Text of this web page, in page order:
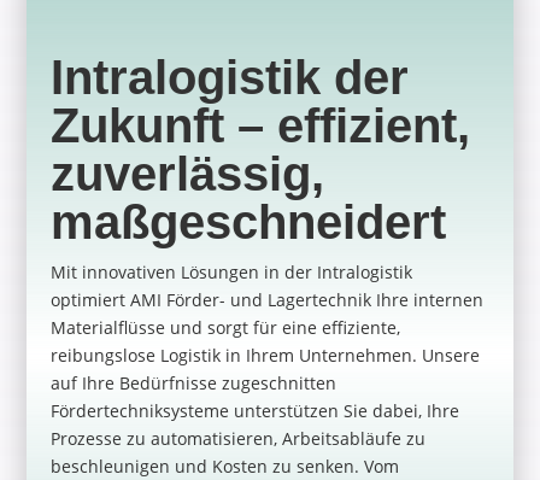
Intralogistik der
Zukunft – effizient,
zuverlässig,
maßgeschneidert
Mit innovativen Lösungen in der Intralogistik
optimiert AMI Förder- und Lagertechnik Ihre internen
Materialflüsse und sorgt für eine effiziente,
reibungslose Logistik in Ihrem Unternehmen. Unsere
auf Ihre Bedürfnisse zugeschnitten
Fördertechniksysteme unterstützen Sie dabei, Ihre
Prozesse zu automatisieren, Arbeitsabläufe zu
beschleunigen und Kosten zu senken. Vom